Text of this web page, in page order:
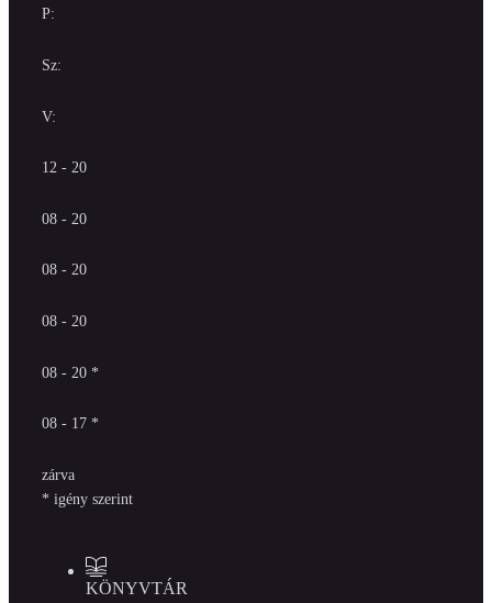
P:
Sz:
V:
12 - 20
08 - 20
08 - 20
08 - 20
08 - 20 *
08 - 17 *
zárva
* igény szerint
KÖNYVTÁR